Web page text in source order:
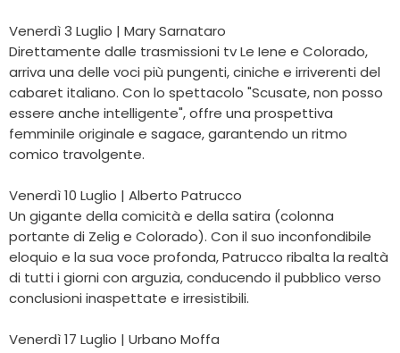
Venerdì 3 Luglio | Mary Sarnataro
Direttamente dalle trasmissioni tv Le Iene e Colorado,
arriva una delle voci più pungenti, ciniche e irriverenti del
cabaret italiano. Con lo spettacolo "Scusate, non posso
essere anche intelligente", offre una prospettiva
femminile originale e sagace, garantendo un ritmo
comico travolgente.
Venerdì 10 Luglio | Alberto Patrucco
Un gigante della comicità e della satira (colonna
portante di Zelig e Colorado). Con il suo inconfondibile
eloquio e la sua voce profonda, Patrucco ribalta la realtà
di tutti i giorni con arguzia, conducendo il pubblico verso
conclusioni inaspettate e irresistibili.
Venerdì 17 Luglio | Urbano Moffa